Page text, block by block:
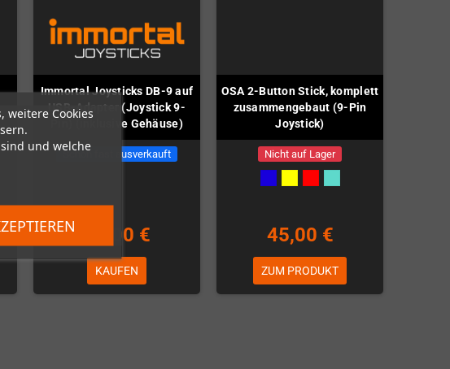
weitere Cookies
und welche
Immortal Joysticks DB-9 auf
USB-Adapter (Joystick 9-
Pin) (inklusive Gehäuse)
Schon fast ausverkauft
39,00 €
KAUFEN
OSA 2-Button Stick, komplett
zusammengebaut (9-Pin
Joystick)
Nicht auf Lager
45,00 €
ZUM PRODUKT